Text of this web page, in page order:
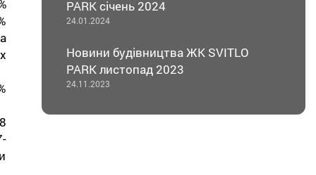
PARK січень 2024
24.01.2024
Новини будівництва ЖК SVITLO
PARK листопад 2023
24.11.2023